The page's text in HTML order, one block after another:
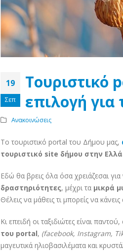
19
Σεπ
Τουριστικό
επιλογή για
Ανακοινώσεις
Το τουριστικό portal του Δήμου μας,
τουριστικό site δήμου στην
Εδώ θα βρεις όλα όσα χρειάζεσαι
δραστηριότητες, μέχρι τα μικρά
Θέλεις να μάθεις τι μπορείς να
Κι επειδή οι ταξιδιώτες είναι
του portal, (facebook, Instagram,
μαγευτικά ηλιοβασιλέματα και